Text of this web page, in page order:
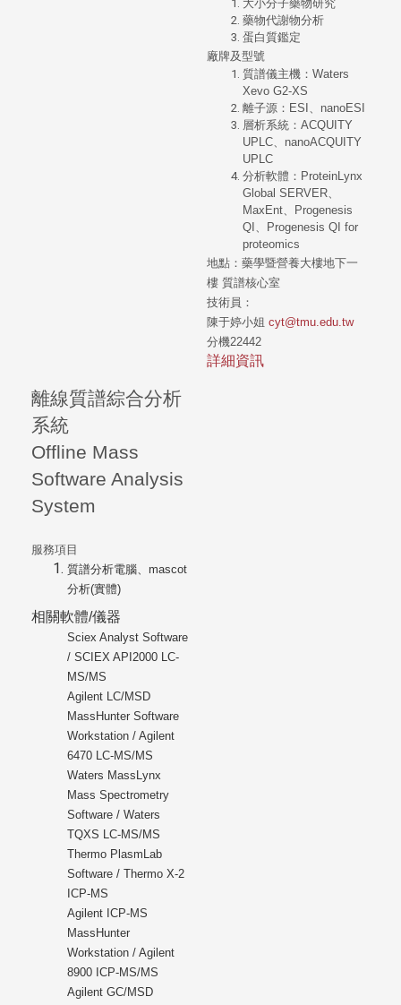
大小分子藥物研究
藥物代謝物分析
蛋白質鑑定
廠牌及型號
質譜儀主機：Waters
Xevo G2-XS
離子源：ESI、nanoESI
層析系統：ACQUITY
UPLC、nanoACQUITY
UPLC
分析軟體：ProteinLynx
Global SERVER、
MaxEnt、Progenesis
QI、Progenesis QI for
proteomics
地點：藥學暨營養大樓地下一
樓 質譜核心室
技術員：
陳于婷小姐cyt@tmu.edu.tw
分機22442
詳細資訊
離線質譜綜合分析
系統
Offline Mass
Software Analysis
System
服務項目
質譜分析電腦、mascot
分析(實體)
相關軟體/儀器
Sciex Analyst Software
/ SCIEX API2000 LC-
MS/MS
Agilent LC/MSD
MassHunter Software
Workstation / Agilent
6470 LC-MS/MS
Waters MassLynx
Mass Spectrometry
Software / Waters
TQXS LC-MS/MS
Thermo PlasmLab
Software / Thermo X-2
ICP-MS
Agilent ICP-MS
MassHunter
Workstation / Agilent
8900 ICP-MS/MS
Agilent GC/MSD